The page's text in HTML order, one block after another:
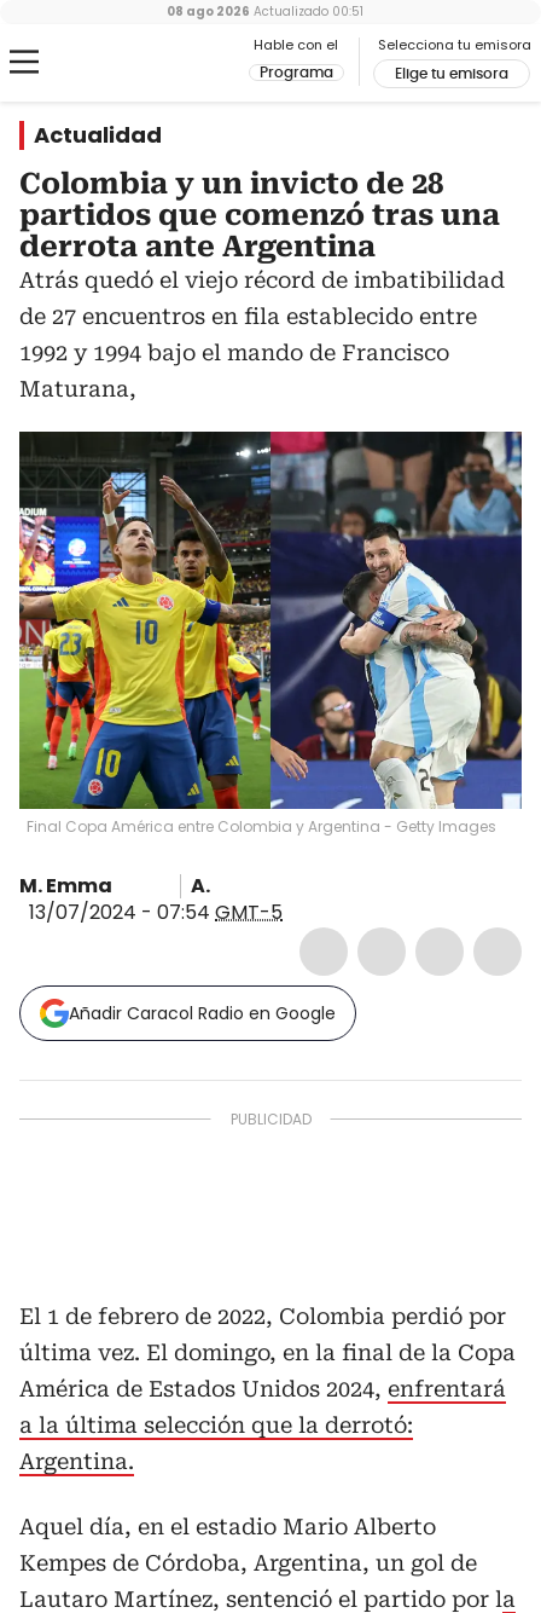
Hable con el
Programa
Selecciona tu emisora
Elige tu emisora
08 ago 2026 Actualizado 00:51
Actualidad
Colombia y un invicto de 28
partidos que comenzó tras una
derrota ante Argentina
Atrás quedó el viejo récord de imbatibilidad
de 27 encuentros en fila establecido entre
1992 y 1994 bajo el mando de Francisco
Maturana,
Final Copa América entre Colombia y Argentina - Getty Images
M. Emma
A.
13/07/2024 - 07:54 GMT-5
Añadir Caracol Radio en Google
El 1 de febrero de 2022, Colombia perdió por
última vez. El domingo, en la final de la Copa
América de Estados Unidos 2024, enfrentará
a la última selección que la derrotó:
Argentina.
Aquel día, en el estadio Mario Alberto
Kempes de Córdoba, Argentina, un gol de
Lautaro Martínez, sentenció el partido por la